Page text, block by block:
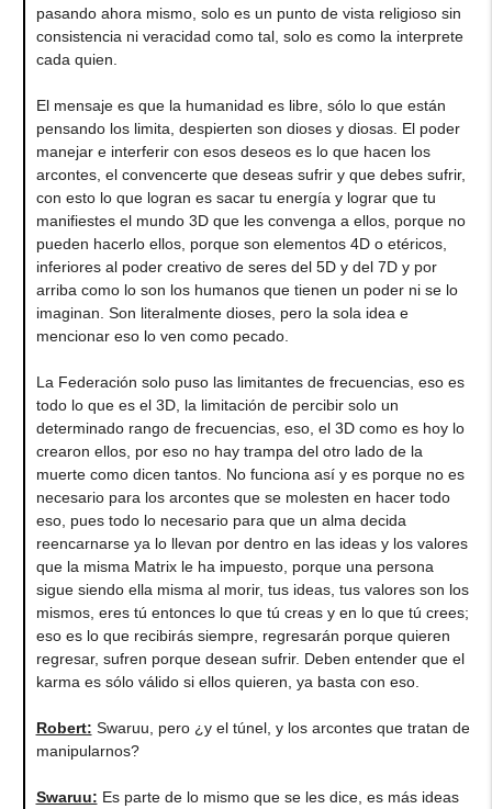
pasando ahora mismo, solo es un punto de vista religioso sin
consistencia ni veracidad como tal, solo es como la interprete
cada quien.
El mensaje es que la humanidad es libre, sólo lo que están
pensando los limita, despierten son dioses y diosas. El poder
manejar e interferir con esos deseos es lo que hacen los
arcontes, el convencerte que deseas sufrir y que debes sufrir,
con esto lo que logran es sacar tu energía y lograr que tu
manifiestes el mundo 3D que les convenga a ellos, porque no
pueden hacerlo ellos, porque son elementos 4D o etéricos,
inferiores al poder creativo de seres del 5D y del 7D y por
arriba como lo son los humanos que tienen un poder ni se lo
imaginan. Son literalmente dioses, pero la sola idea e
mencionar eso lo ven como pecado.
La Federación solo puso las limitantes de frecuencias, eso es
todo lo que es el 3D, la limitación de percibir solo un
determinado rango de frecuencias, eso, el 3D como es hoy lo
crearon ellos, por eso no hay trampa del otro lado de la
muerte como dicen tantos. No funciona así y es porque no es
necesario para los arcontes que se molesten en hacer todo
eso, pues todo lo necesario para que un alma decida
reencarnarse ya lo llevan por dentro en las ideas y los valores
que la misma Matrix le ha impuesto, porque una persona
sigue siendo ella misma al morir, tus ideas, tus valores son los
mismos, eres tú entonces lo que tú creas y en lo que tú crees;
eso es lo que recibirás siempre, regresarán porque quieren
regresar, sufren porque desean sufrir. Deben entender que el
karma es sólo válido si ellos quieren, ya basta con eso.
Robert: Swaruu, pero ¿y el túnel, y los arcontes que tratan de
manipularnos?
Swaruu: Es parte de lo mismo que se les dice, es más ideas